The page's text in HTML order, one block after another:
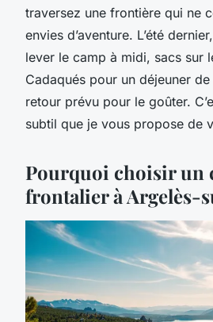
traversez une frontière qui ne
envies d’aventure. L’été
lever le camp à midi, sacs sur
Cadaqués pour un déjeuner de
retour prévu pour le goûter.
subtil que je vous propose de
Pourquoi choisir un
frontalier à Argelès-